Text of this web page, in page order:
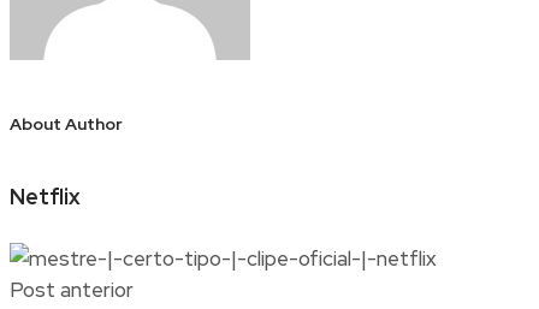
About Author
Netflix
Post anterior